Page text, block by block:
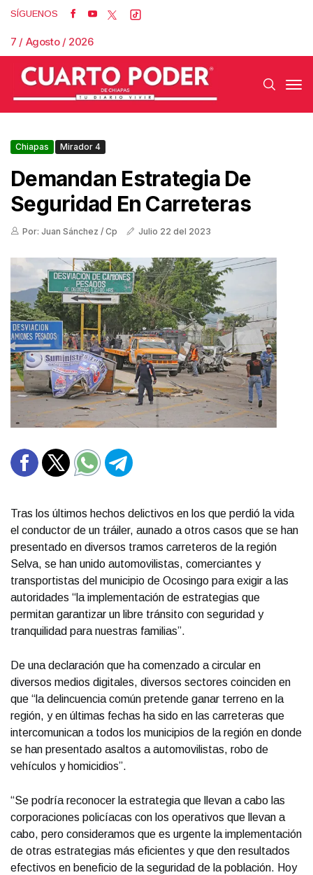
SÍGUENOS
7 / Agosto / 2026
Chiapas Mirador 4
Demandan Estrategia De
Seguridad En Carreteras
Por: Juan Sánchez / Cp Julio 22 del 2023
Tras los últimos hechos delictivos en los que perdió la vida
el conductor de un tráiler, aunado a otros casos que se han
presentado en diversos tramos carreteros de la región
Selva, se han unido automovilistas, comerciantes y
transportistas del municipio de Ocosingo para exigir a las
autoridades “la implementación de estrategias que
permitan garantizar un libre tránsito con seguridad y
tranquilidad para nuestras familias”.
De una declaración que ha comenzado a circular en
diversos medios digitales, diversos sectores coinciden en
que “la delincuencia común pretende ganar terreno en la
región, y en últimas fechas ha sido en las carreteras que
intercomunican a todos los municipios de la región en donde
se han presentado asaltos a automovilistas, robo de
vehículos y homicidios”.
“Se podría reconocer la estrategia que llevan a cabo las
corporaciones policíacas con los operativos que llevan a
cabo, pero consideramos que es urgente la implementación
de otras estrategias más eficientes y que den resultados
efectivos en beneficio de la seguridad de la población. Hoy